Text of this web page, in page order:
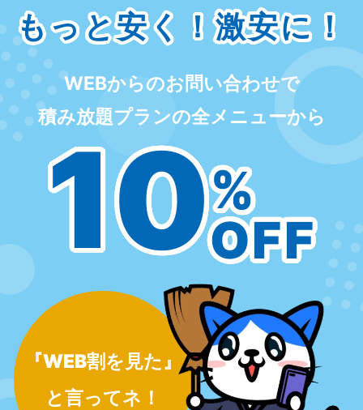
もっと安く！激安に！
WEBからのお問い合わせで
積み放題プランの全メニューから
10%
OFF
『WEB割を見た』
と言ってネ！